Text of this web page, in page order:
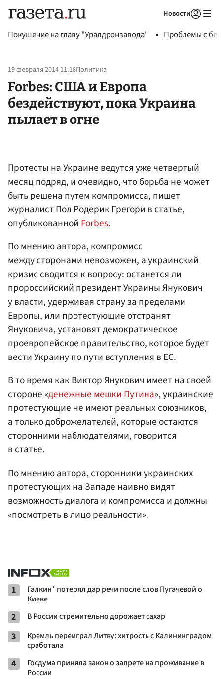
Новости
Покушение на главу "Уралдронзавода" Проблемы с
19 февраля 2014 11:18Политика
Forbes: США и Европа
бездействуют, пока Украина
пылает в огне
Протесты на Украине ведутся уже четвертый
месяц подряд, и очевидно, что борьба не может
быть решена путем компромисса, пишет
журналистПол РодерикГрегори в статье,
опубликованнойForbes.
По мнению автора, компромисс
между сторонами невозможен, а украинский
кризис сводится к вопросу: останется ли
пророссийский президент Украины Янукович
у власти, удерживая страну за пределами
Европы, или протестующие отстранят
Януковича, установят демократическое
проевропейское правительство, которое будет
вести Украину по пути вступления в ЕС.
В то время как Виктор Янукович имеет на своей
стороне «денежные мешки Путина», украинские
протестующие не имеют реальных союзников,
а только доброжелателей, которые остаются
сторонними наблюдателями, говорится
в статье.
По мнению автора, сторонники украинских
протестующих на Западе наивно видят
возможность диалога и компромисса и должны
«посмотреть в лицо реальности».
1
Галкин* потерял дар речи после слов Пугачевой о
Киеве
2 В России стремительно дорожает сахар
3
Кремль переиграл Литву: хитрость с Калининградом
сработала
4
Госдума приняла закон о запрете на проживание в
России